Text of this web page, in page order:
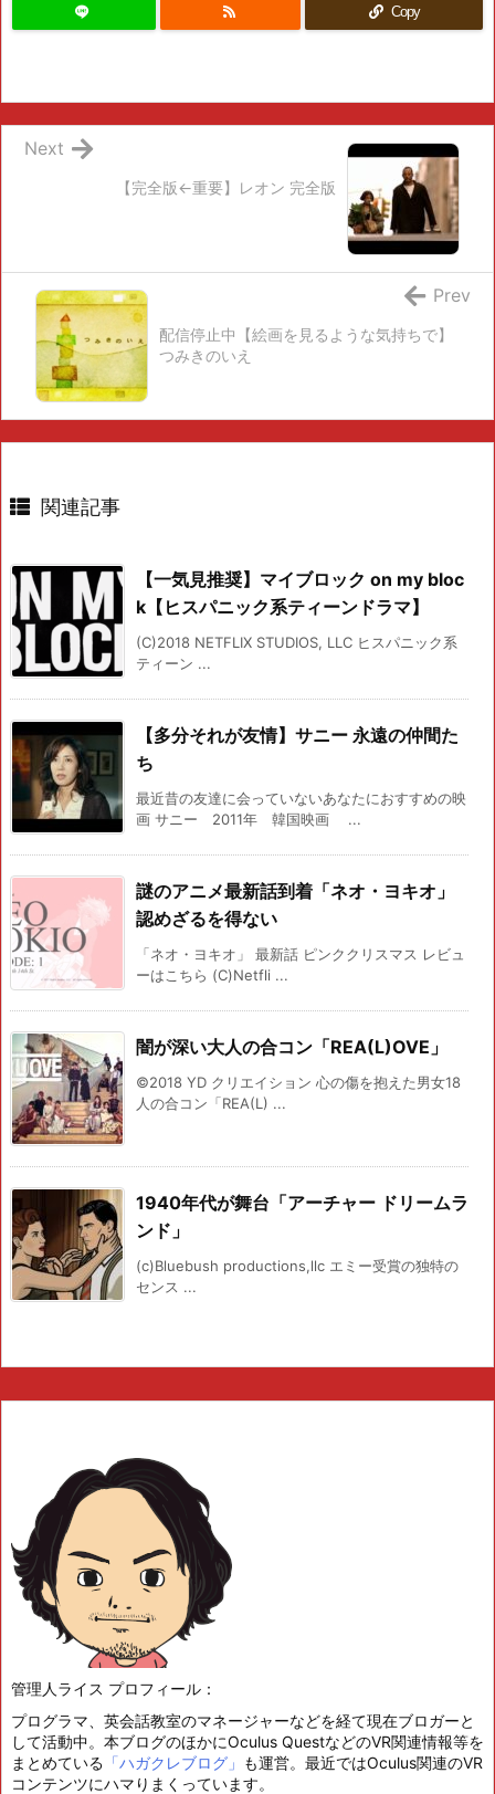
Copy
【完全版←重要】レオン 完全版
Next
配信停止中【絵画を見るような気持ちで】
つみきのいえ
Prev
関連記事
【一気見推奨】マイブロック on my bloc
k【ヒスパニック系ティーンドラマ】
(C)2018 NETFLIX STUDIOS, LLC ヒスパニック系
ティーン ...
【多分それが友情】サニー 永遠の仲間た
ち
最近昔の友達に会っていないあなたにおすすめの映
画 サニー 2011年 韓国映画 ...
謎のアニメ最新話到着「ネオ・ヨキオ」
認めざるを得ない
「ネオ・ヨキオ」 最新話 ピンククリスマス レビュ
ーはこちら (C)Netfli ...
闇が深い大人の合コン「REA(L)OVE」
©2018 YD クリエイション 心の傷を抱えた男女18
人の合コン「REA(L) ...
1940年代が舞台「アーチャー ドリームラ
ンド」
(c)Bluebush productions,llc エミー受賞の独特の
センス ...
管理人ライス プロフィール：
プログラマ、英会話教室のマネージャーなどを経て現在ブロガーと
して活動中。本ブログのほかにOculus QuestなどのVR関連情報等を
まとめている 「ハガクレブログ」 も運営。最近ではOculus関連のVR
コンテンツにハマりまくっています。